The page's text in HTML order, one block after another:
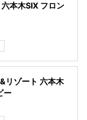
本木SIX フロン
リゾート 六本木
ー